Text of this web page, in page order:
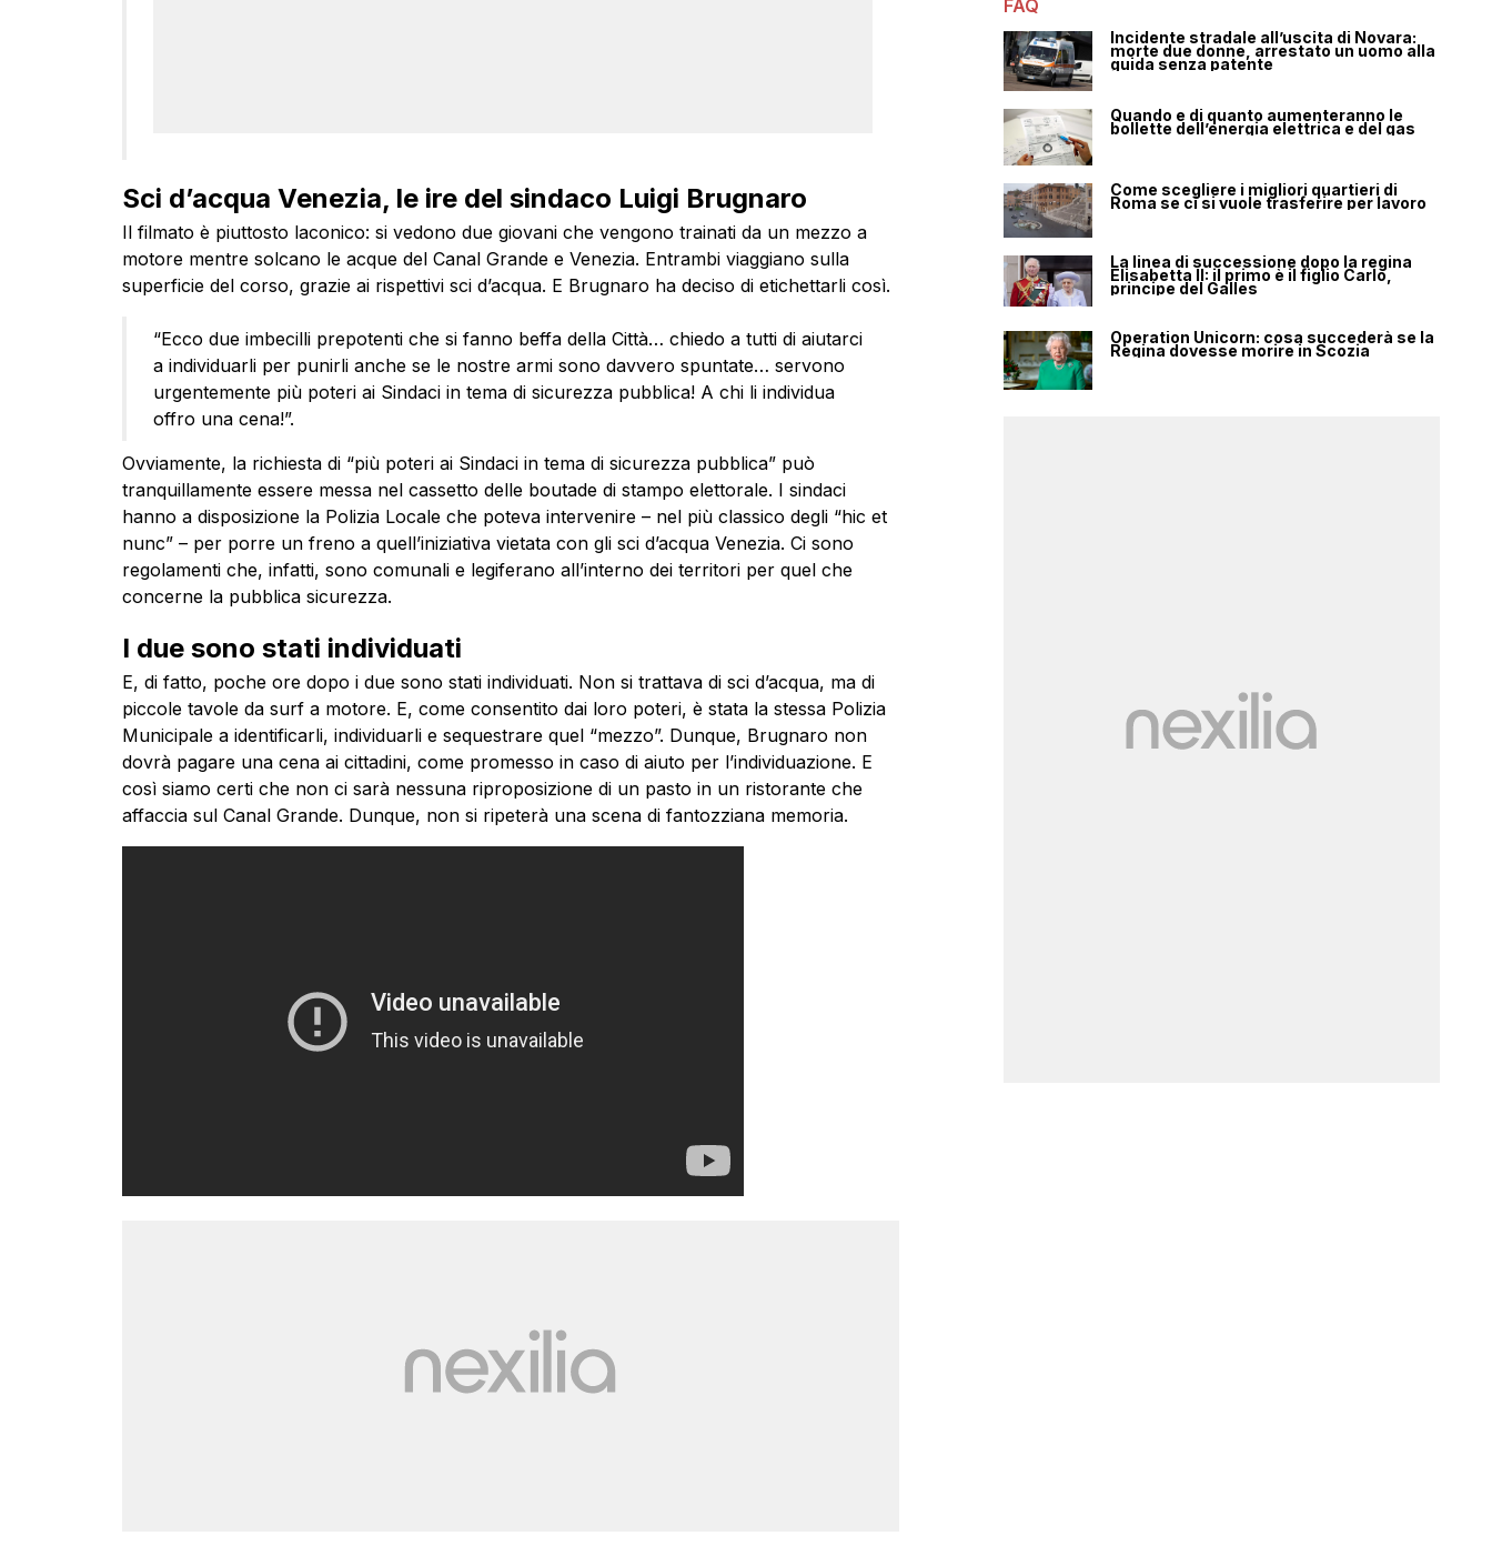
Sci d’acqua Venezia, le ire del sindaco Luigi Brugnaro
Il filmato è piuttosto laconico: si vedono due giovani che vengono trainati da un mezzo a
motore mentre solcano le acque del Canal Grande e Venezia. Entrambi viaggiano sulla
superficie del corso, grazie ai rispettivi sci d’acqua. E Brugnaro ha deciso di etichettarli così.
“Ecco due imbecilli prepotenti che si fanno beffa della Città… chiedo a tutti di aiutarci
a individuarli per punirli anche se le nostre armi sono davvero spuntate… servono
urgentemente più poteri ai Sindaci in tema di sicurezza pubblica! A chi li individua
offro una cena!”.
Ovviamente, la richiesta di “più poteri ai Sindaci in tema di sicurezza pubblica” può
tranquillamente essere messa nel cassetto delle boutade di stampo elettorale. I sindaci
hanno a disposizione la Polizia Locale che poteva intervenire – nel più classico degli “hic et
nunc” – per porre un freno a quell’iniziativa vietata con gli sci d’acqua Venezia. Ci sono
regolamenti che, infatti, sono comunali e legiferano all’interno dei territori per quel che
concerne la pubblica sicurezza.
I due sono stati individuati
E, di fatto, poche ore dopo i due sono stati individuati. Non si trattava di sci d’acqua, ma di
piccole tavole da surf a motore. E, come consentito dai loro poteri, è stata la stessa Polizia
Municipale a identificarli, individuarli e sequestrare quel “mezzo”. Dunque, Brugnaro non
dovrà pagare una cena ai cittadini, come promesso in caso di aiuto per l’individuazione. E
così siamo certi che non ci sarà nessuna riproposizione di un pasto in un ristorante che
affaccia sul Canal Grande. Dunque, non si ripeterà una scena di fantozziana memoria.
FAQ
Incidente stradale all’uscita di Novara:
morte due donne, arrestato un uomo alla
guida senza patente
Quando e di quanto aumenteranno le
bollette dell’energia elettrica e del gas
Come scegliere i migliori quartieri di
Roma se ci si vuole trasferire per lavoro
La linea di successione dopo la regina
Elisabetta II: il primo è il figlio Carlo,
principe del Galles
Operation Unicorn: cosa succederà se la
Regina dovesse morire in Scozia